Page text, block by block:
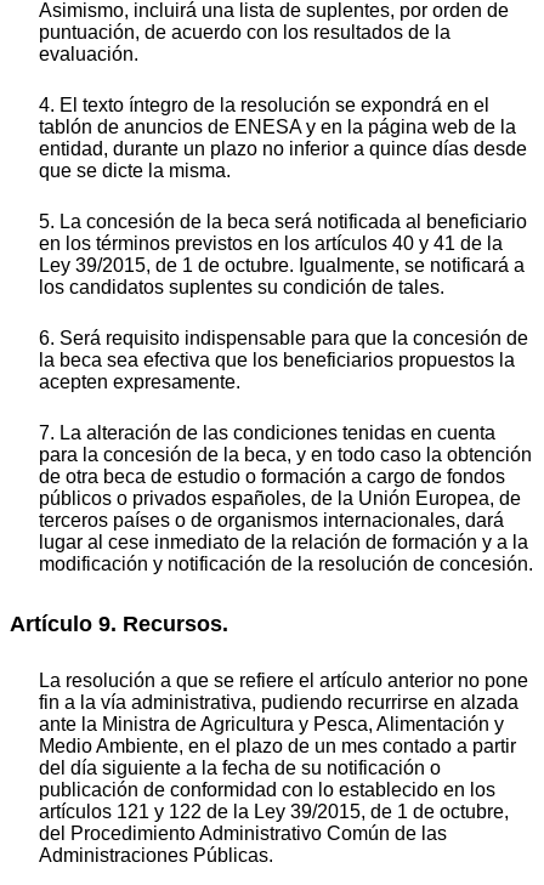
Asimismo, incluirá una lista de suplentes, por orden de
puntuación, de acuerdo con los resultados de la
evaluación.
4. El texto íntegro de la resolución se expondrá en el
tablón de anuncios de ENESA y en la página web de la
entidad, durante un plazo no inferior a quince días desde
que se dicte la misma.
5. La concesión de la beca será notificada al beneficiario
en los términos previstos en los artículos 40 y 41 de la
Ley 39/2015, de 1 de octubre. Igualmente, se notificará a
los candidatos suplentes su condición de tales.
6. Será requisito indispensable para que la concesión de
la beca sea efectiva que los beneficiarios propuestos la
acepten expresamente.
7. La alteración de las condiciones tenidas en cuenta
para la concesión de la beca, y en todo caso la obtención
de otra beca de estudio o formación a cargo de fondos
públicos o privados españoles, de la Unión Europea, de
terceros países o de organismos internacionales, dará
lugar al cese inmediato de la relación de formación y a la
modificación y notificación de la resolución de concesión.
Artículo 9. Recursos.
La resolución a que se refiere el artículo anterior no pone
fin a la vía administrativa, pudiendo recurrirse en alzada
ante la Ministra de Agricultura y Pesca, Alimentación y
Medio Ambiente, en el plazo de un mes contado a partir
del día siguiente a la fecha de su notificación o
publicación de conformidad con lo establecido en los
artículos 121 y 122 de la Ley 39/2015, de 1 de octubre,
del Procedimiento Administrativo Común de las
Administraciones Públicas.